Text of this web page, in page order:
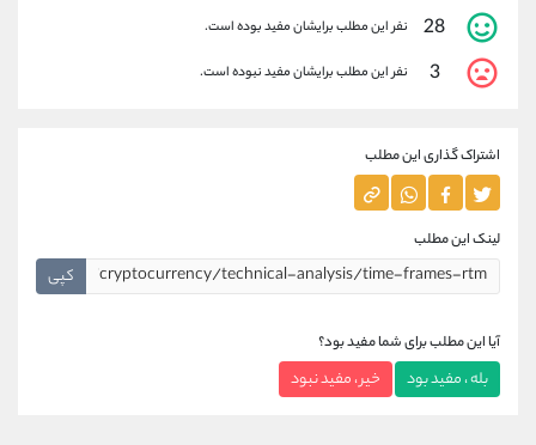
28 نفر این مطلب برایشان مفید بوده است.
3 نفر این مطلب برایشان مفید نبوده است.
اشتراک گذاری این مطلب
لینک این مطلب
کپی
آیا این مطلب برای شما مفید بود؟
بله ، مفید بود خیر ، مفید نبود